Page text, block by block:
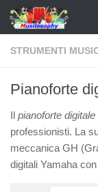
STRUMENTI
Pianoforte
Il pianoforte
professionisti. La
meccanica GH
digitali Yamaha